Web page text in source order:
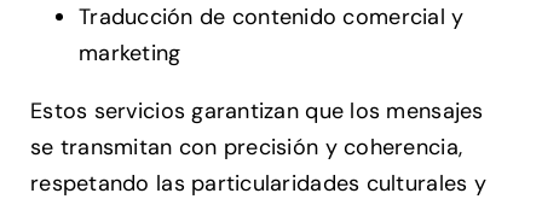
Traducción de contenido comercial y
marketing
Estos servicios garantizan que los mensajes
se transmitan con precisión y coherencia,
respetando las particularidades culturales y